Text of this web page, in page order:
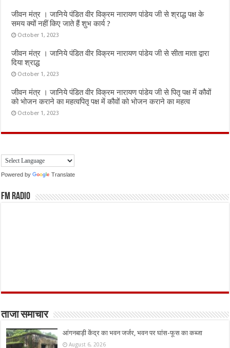
जीवन मंत्र । जानिये पंडित वीर विक्रम नारायण पांडेय जी से श्राद्ध पक्ष के
समय क्यों नहीं किए जाते हैं शुभ कार्य ?
October 1, 2023
जीवन मंत्र । जानिये पंडित वीर विक्रम नारायण पांडेय जी से सीता माता द्वारा
दिया श्राद्ध
October 1, 2023
जीवन मंत्र । जानिये पंडित वीर विक्रम नारायण पांडेय जी से पितृ पक्ष में कौवों
को भोजन कराने का महत्वपितृ पक्ष में कौवों को भोजन कराने का महत्व
October 1, 2023
Powered by Translate
FM Radio
ताजा समाचार
आंगनबाड़ी केंद्र का भवन जर्जर, भवन पर घांस-फूस का कब्जा
August 6, 2026